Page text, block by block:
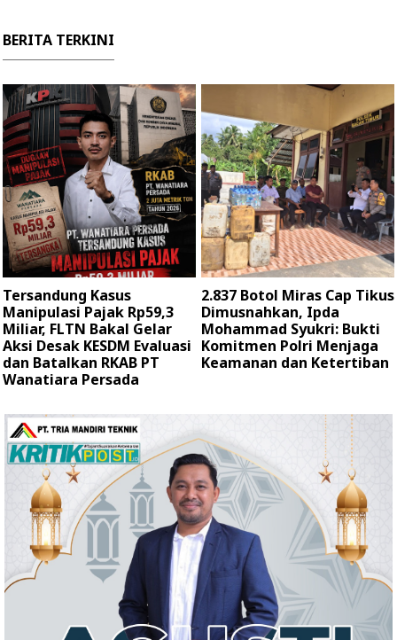
BERITA TERKINI
Tersandung Kasus
Manipulasi Pajak Rp59,3
Miliar, FLTN Bakal Gelar
Aksi Desak KESDM Evaluasi
dan Batalkan RKAB PT
Wanatiara Persada ‎
2.837 Botol Miras Cap Tikus
Dimusnahkan, Ipda
Mohammad Syukri: Bukti
Komitmen Polri Menjaga
Keamanan dan Ketertiban